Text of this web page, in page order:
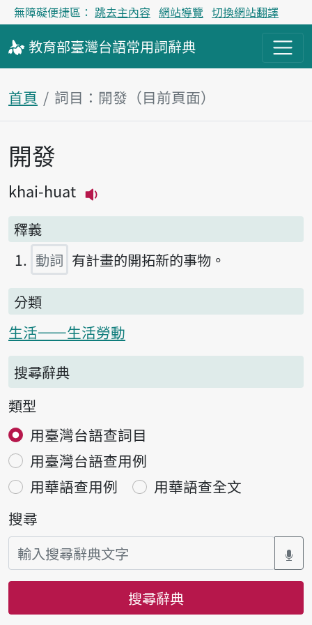
無障礙便捷區： 跳去主內容 網站導覽 切換網站翻譯
教育部臺灣台語常用詞辭典
首頁 詞目：開發（目前頁面）
主內容區塊
開發
khai-huat
釋義
動詞 有計畫的開拓新的事物。
分類
生活——生活勞動
搜尋辭典
類型
用臺灣台語查詞目
用臺灣台語查用例
用華語查用例
用華語查全文
搜尋
搜尋辭典